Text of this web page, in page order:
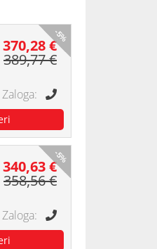
-5%
370,28 €
389,77 €
-5%
340,63 €
358,56 €